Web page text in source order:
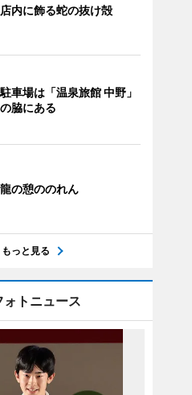
店内に飾る蛇の抜け殻
駐車場は「温泉旅館 中野」
の脇にある
龍の憩ののれん
もっと見る
ォトニュース